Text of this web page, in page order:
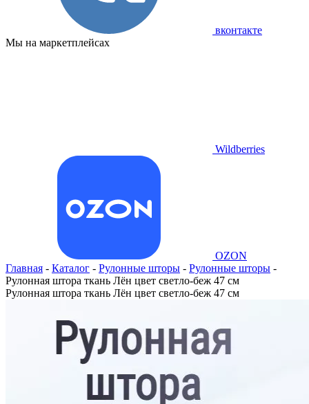
вконтакте
Мы на маркетплейсах
Wildberries
OZON
Главная - Каталог - Рулонные шторы - Рулонные шторы -
Рулонная штора ткань Лён цвет светло-беж 47 см
Рулонная штора ткань Лён цвет светло-беж 47 см